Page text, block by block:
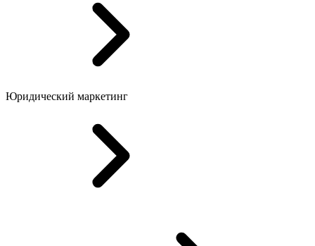
Юридический маркетинг